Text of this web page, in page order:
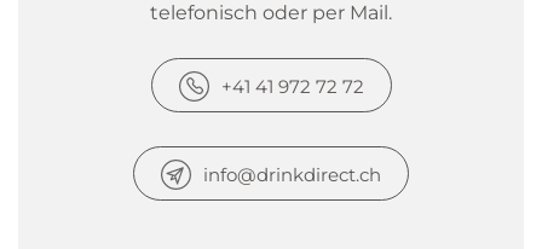
telefonisch oder per Mail.
+41 41 972 72 72
info@drinkdirect.ch